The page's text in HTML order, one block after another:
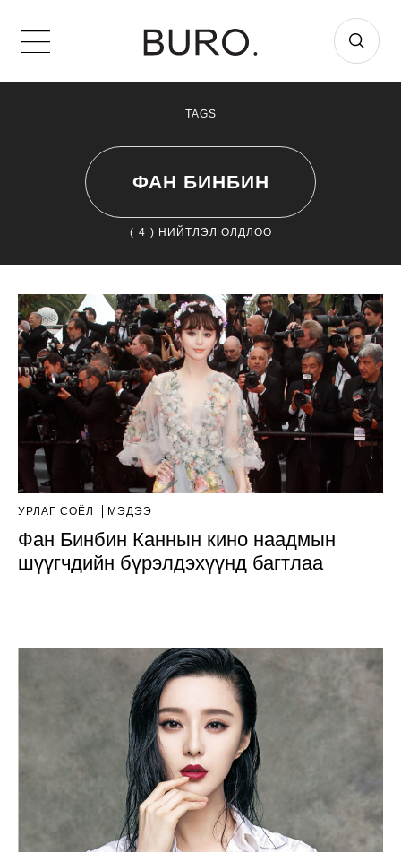
TAGS
ФАН БИНБИН
( 4 ) НИЙТЛЭЛ ОЛДЛОО
УРЛАГ СОЁЛ МЭДЭЭ
Фан Бинбин Каннын кино наадмын
шүүгчдийн бүрэлдэхүүнд багтлаа